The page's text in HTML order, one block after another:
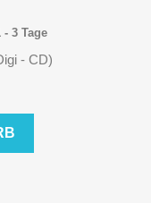
- 3 Tage
- CD)